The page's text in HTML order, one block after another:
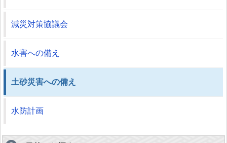
減災対策協議会
水害への備え
土砂災害への備え
水防計画